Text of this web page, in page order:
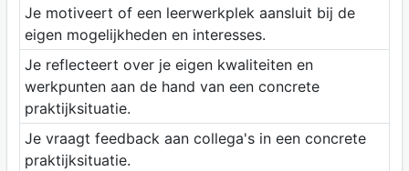
Je motiveert of een leerwerkplek aansluit bij de
eigen mogelijkheden en interesses.
Je reflecteert over je eigen kwaliteiten en
werkpunten aan de hand van een concrete
praktijksituatie.
Je vraagt feedback aan collega's in een concrete
praktijksituatie.